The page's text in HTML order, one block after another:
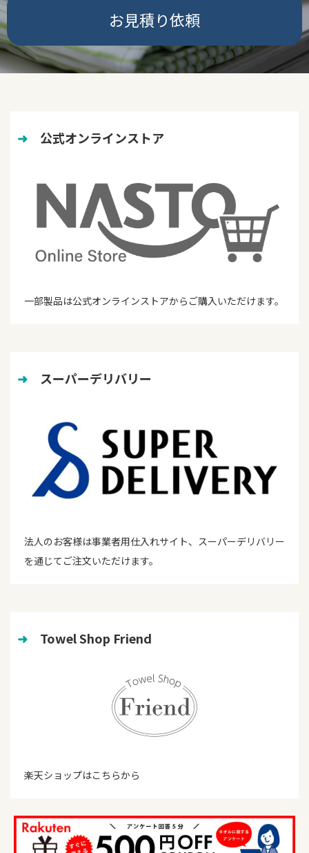
お見積り依頼
➜ 公式オンラインストア
一部製品は公式オンラインストアからご購入いただけます。
➜ スーパーデリバリー
法人のお客様は事業者用仕入れサイト、スーパーデリバリー
を通じてご注文いただけます。
➜ Towel Shop Friend
楽天ショップはこちらから